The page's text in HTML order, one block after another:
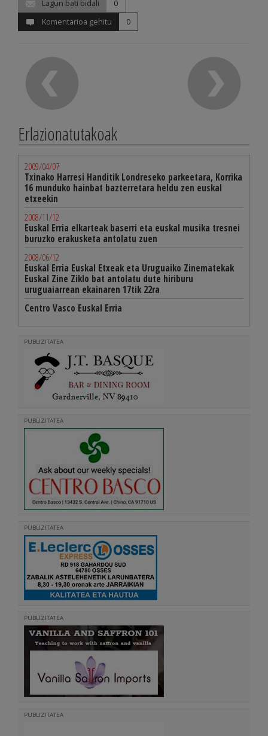
Lagun bati bidali
0
Komentarioa gehitu
0
Erlazionatutakoak
2009/04/07
Txinako Harresi Handitik Londreseko parkeetara, Korrika
16 munduko hainbat bazterretara heldu zen euskal
etxeekin
2008/11/12
Euskal Erria elkarteak baserri eta euskal musika tresnei
buruzko erakusketa antolatu zuen
2008/06/12
Euskal Erria Euskal Etxeak eta Uruguaiko Zinematekak
Euskal Zine Ziklo bat antolatu dute hiriburu
uruguaiarrean ekainaren 17tik 22ra
Centro Vasco Euskal Erria
PUBLIZITATEA
PUBLIZITATEA
PUBLIZITATEA
PUBLIZITATEA
PUBLIZITATEA